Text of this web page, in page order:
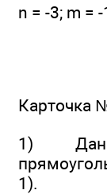
n = -3; m = -
Карточка
1)
1).